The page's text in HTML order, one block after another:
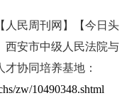
人民周刊网】【今日头
西安市中级人民法院与
协同培养基地：
zw/10490348.shtml